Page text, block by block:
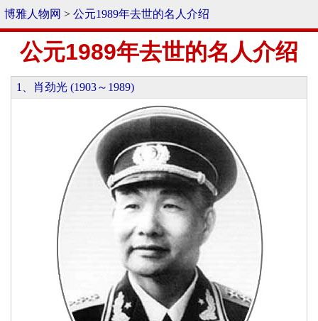
博雅人物网 > 公元1989年去世的名人介绍
公元1989年去世的名人介绍
1、肖劲光 (1903～1989)